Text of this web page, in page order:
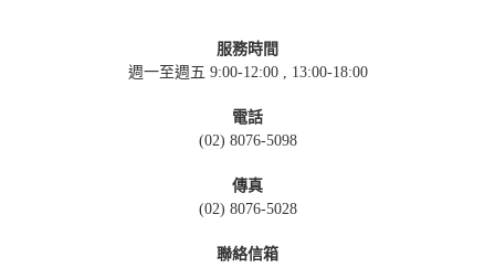
服務時間
週一至週五 9:00-12:00 , 13:00-18:00
電話
(02) 8076-5098
傳真
(02) 8076-5028
聯絡信箱